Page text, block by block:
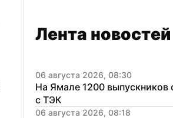
Лента новостей
06 августа 2026, 08:30
На Ямале 1200 выпускников
с ТЭК
06 августа 2026, 08:18